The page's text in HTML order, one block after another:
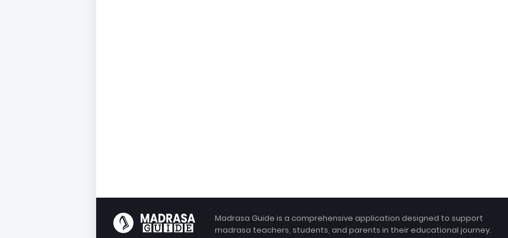
Madrasa Guide is a comprehensive application designed to support
madrasa teachers, students, and parents in their educational journey.